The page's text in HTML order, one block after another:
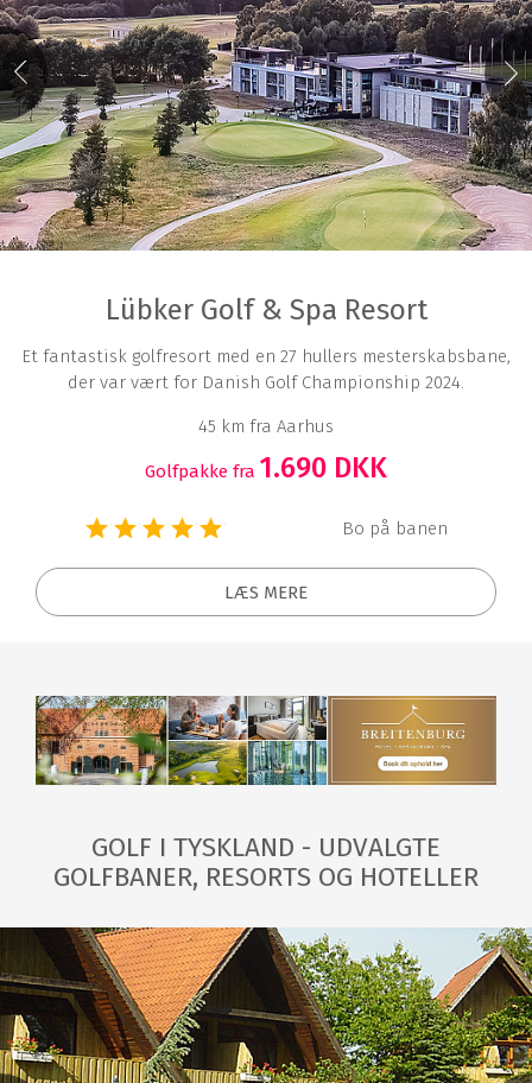
Lübker Golf & Spa Resort
Et fantastisk golfresort med en 27 hullers mesterskabsbane,
der var vært for Danish Golf Championship 2024.
45 km fra Aarhus
Golfpakke fra 1.690 DKK
Bo på banen
LÆS MERE
GOLF I TYSKLAND - UDVALGTE
GOLFBANER, RESORTS OG HOTELLER